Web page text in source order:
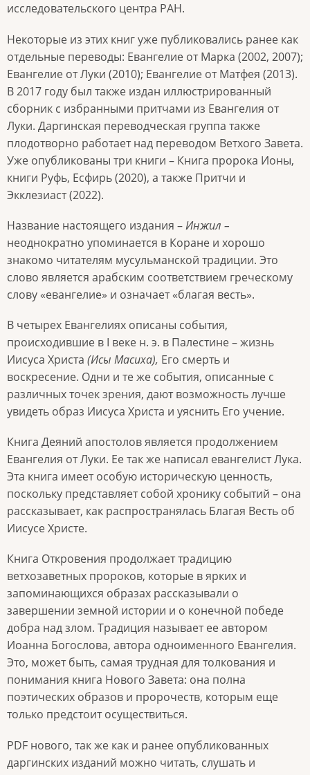
исследовательского центра РАН.
Некоторые из этих книг уже публиковались ранее как
отдельные переводы: Евангелие от Марка (2002, 2007);
Евангелие от Луки (2010); Евангелие от Матфея (2013).
В 2017 году был также издан иллюстрированный
сборник с избранными притчами из Евангелия от
Луки. Даргинская переводческая группа также
плодотворно работает над переводом Ветхого Завета.
Уже опубликованы три книги – Книга пророка Ионы,
книги Руфь, Есфирь (2020), а также Притчи и
Экклезиаст (2022).
Название настоящего издания –Инжил –
неоднократно упоминается в Коране и хорошо
знакомо читателям мусульманской традиции. Это
слово является арабским соответствием греческому
слову «евангелие» и означает «благая весть».
В четырех Евангелиях описаны события,
происходившие в I веке н. э. в Палестине – жизнь
Иисуса Христа (Исы Масиха), Его смерть и
воскресение. Одни и те же события, описанные с
различных точек зрения, дают возможность лучше
увидеть образ Иисуса Христа и уяснить Его учение.
Книга Деяний апостолов является продолжением
Евангелия от Луки. Ее так же написал евангелист Лука.
Эта книга имеет особую историческую ценность,
поскольку представляет собой хронику событий – она
рассказывает, как распространялась Благая Весть об
Иисусе Христе.
Книга Откровения продолжает традицию
ветхозаветных пророков, которые в ярких и
запоминающихся образах рассказывали о
завершении земной истории и о конечной победе
добра над злом. Традиция называет ее автором
Иоанна Богослова, автора одноименного Евангелия.
Это, может быть, самая трудная для толкования и
понимания книга Нового Завета: она полна
поэтических образов и пророчеств, которым еще
только предстоит осуществиться.
PDF нового, так же как и ранее опубликованных
даргинских изданий можно читать, слушать и